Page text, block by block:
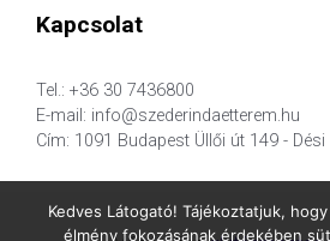
Kapcsolat
Tel.: +36 30 7436800
E-mail: info@szederindaetterem.hu
Cím: 1091 Budapest Üllői út 149 - Dési
Kedves Látogató! Tájékoztatjuk,
élmény fokozásának érdekében